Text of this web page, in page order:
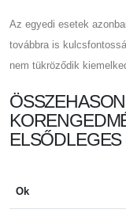
Az egyedi esetek
továbbra is
nem tükröződik
ELSŐDLEGES
Ok